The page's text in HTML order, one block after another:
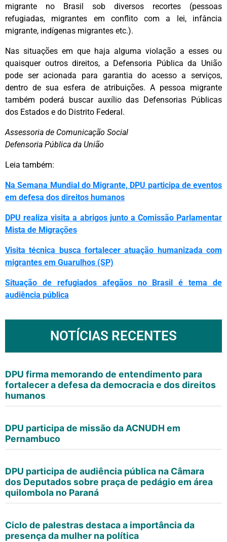
migrante no Brasil sob diversos recortes (pessoas
refugiadas, migrantes em conflito com a lei, infância
migrante, indígenas migrantes etc.).
Nas situações em que haja alguma violação a esses ou
quaisquer outros direitos, a Defensoria Pública da União
pode ser acionada para garantia do acesso a serviços,
dentro de sua esfera de atribuições. A pessoa migrante
também poderá buscar auxílio das Defensorias Públicas
dos Estados e do Distrito Federal.
Assessoria de Comunicação Social
Defensoria Pública da União
Leia também:
Na Semana Mundial do Migrante, DPU participa de eventos
em defesa dos direitos humanos
DPU realiza visita a abrigos junto a Comissão Parlamentar
Mista de Migrações
Visita técnica busca fortalecer atuação humanizada com
migrantes em Guarulhos (SP)
Situação de refugiados afegãos no Brasil é tema de
audiência pública
NOTÍCIAS RECENTES
DPU firma memorando de entendimento para
fortalecer a defesa da democracia e dos direitos
humanos
DPU participa de missão da ACNUDH em
Pernambuco
DPU participa de audiência pública na Câmara
dos Deputados sobre praça de pedágio em área
quilombola no Paraná
Ciclo de palestras destaca a importância da
presença da mulher na política